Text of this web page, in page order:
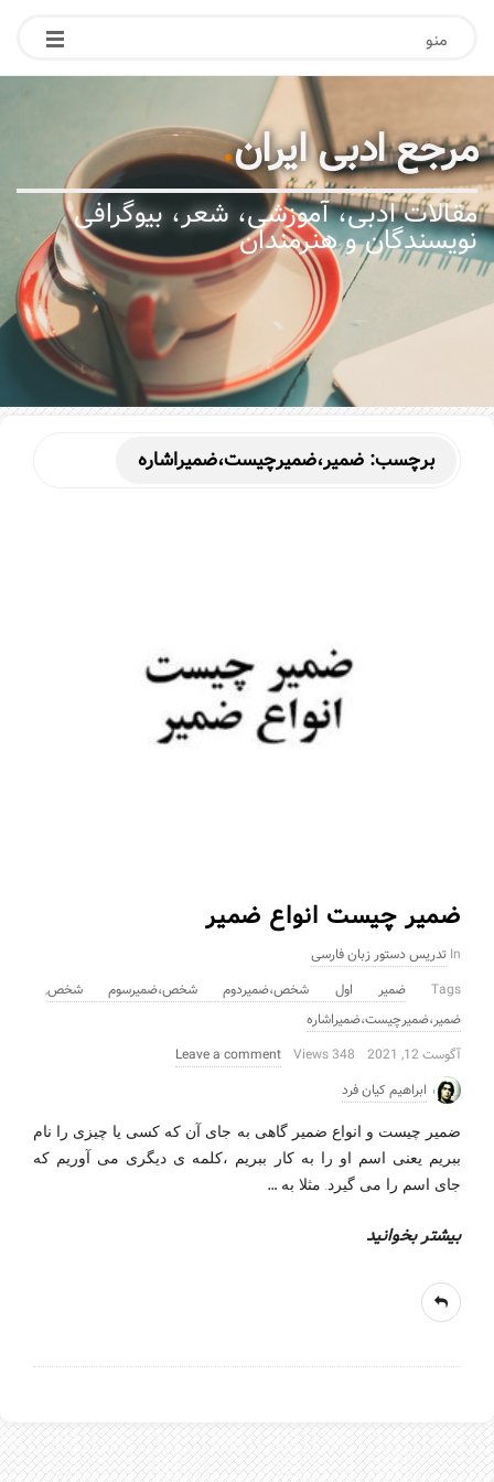
منو
مرجع ادبی ایران.
مقالات ادبی، آموزشی، شعر، بیوگرافی
نویسندگان و هنرمندان
برچسب: ضمیر،ضمیرچیست،ضمیراشاره
ضمیر چیست انواع ضمیر
In تدریس دستور زبان فارسی
Tags
ضمیر اول شخص،ضمیردوم شخص،ضمیرسوم شخص,
ضمیر،ضمیرچیست،ضمیراشاره
آگوست 12, 2021
348 Views
Leave a comment
ابراهیم کیان فرد
ضمیر چیست و انواع ضمیر گاهی به جای آن که کسی یا چیزی را نام
ببریم یعنی اسم او را به کار ببریم ،کلمه ی دیگری می آوریم که
جای اسم را می گیرد. مثلا به …
بیشتر بخوانید